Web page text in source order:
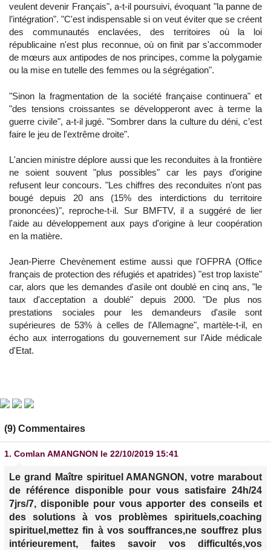
veulent devenir Français", a-t-il poursuivi, évoquant "la panne de
l’intégration". "C'est indispensable si on veut éviter que se créent
des communautés enclavées, des territoires où la loi
républicaine n'est plus reconnue, où on finit par s'accommoder
de mœurs aux antipodes de nos principes, comme la polygamie
ou la mise en tutelle des femmes ou la ségrégation".
"Sinon la fragmentation de la société française continuera" et
"des tensions croissantes se développeront avec à terme la
guerre civile", a-t-il jugé. "Sombrer dans la culture du déni, c’est
faire le jeu de l'extrême droite".
L'ancien ministre déplore aussi que les reconduites à la frontière
ne soient souvent "plus possibles" car les pays d’origine
refusent leur concours. "Les chiffres des reconduites n'ont pas
bougé depuis 20 ans (15% des interdictions du territoire
prononcées)", reproche-t-il. Sur BMFTV, il a suggéré de lier
l'aide au développement aux pays d'origine à leur coopération
en la matière.
Jean-Pierre Chevènement estime aussi que l'OFPRA (Office
français de protection des réfugiés et apatrides) "est trop laxiste"
car, alors que les demandes d'asile ont doublé en cinq ans, "le
taux d'acceptation a doublé" depuis 2000. "De plus nos
prestations sociales pour les demandeurs d'asile sont
supérieures de 53% à celles de l'Allemagne", martèle-t-il, en
écho aux interrogations du gouvernement sur l'Aide médicale
d'Etat.
(9) Commentaires
1. Comlan AMANGNON le 22/10/2019 15:41
Le grand Maître spirituel AMANGNON, votre marabout
de référence disponible pour vous satisfaire 24h/24
7jrs/7, disponible pour vous apporter des conseils et
des solutions à vos problèmes spirituels,coaching
spirituel,mettez fin à vos souffrances,ne souffrez plus
intérieurement, faites savoir vos difficultés,vos